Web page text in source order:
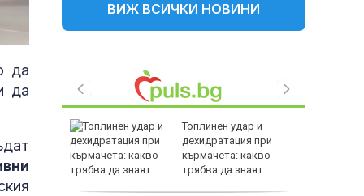
да
да
ВИЖ ВСИЧКИ НОВИНИ
Топлинен удар и
дехидратация при
кърмачета: какво
трябва да знаят